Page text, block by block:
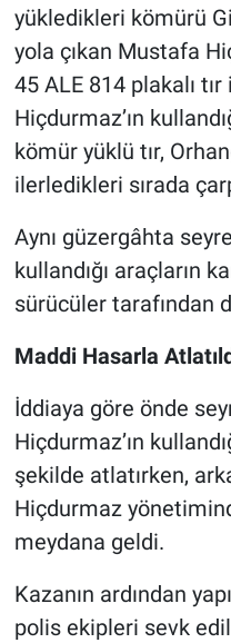
yükledikleri kömürü
yola çıkan Mustafa
45 ALE 814 plakalı
Hiçdurmaz’ın
kömür yüklü tır,
ilerledikleri sırada
Aynı güzergâhta
kullandığı araçların
sürücüler tarafından
Maddi Hasarla
İddiaya göre önde
Hiçdurmaz’ın
şekilde atlatırken,
Hiçdurmaz
meydana geldi.
Kazanın ardından
polis ekipleri sevk